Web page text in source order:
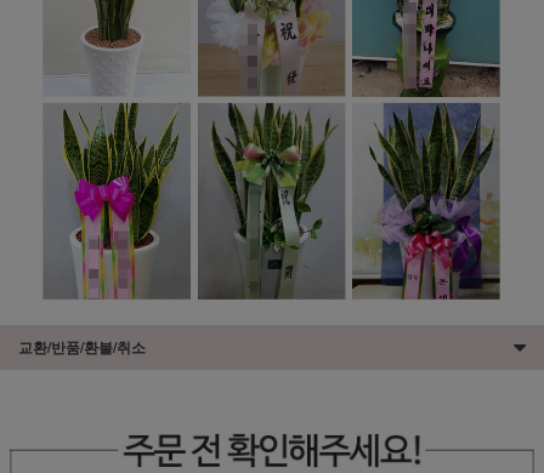
교환/반품/환불/취소